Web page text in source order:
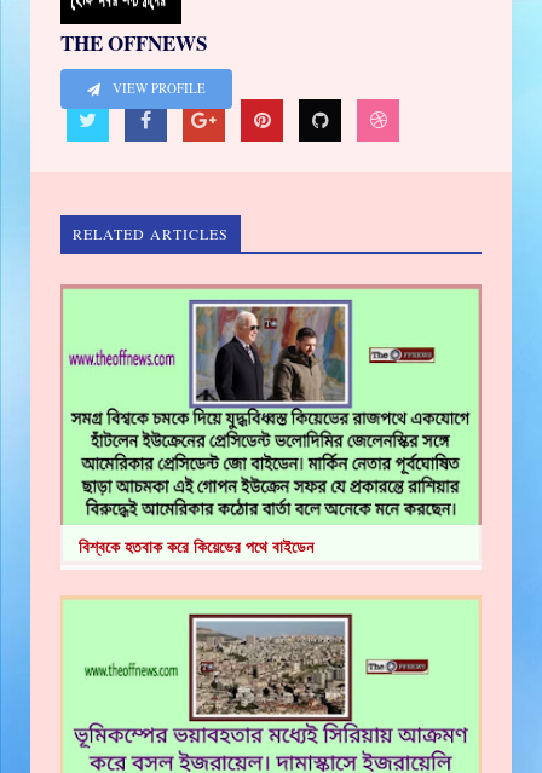
THE OFFNEWS
VIEW PROFILE
RELATED ARTICLES
বিশ্বকে হতবাক করে কিয়েভের পথে বাইডেন